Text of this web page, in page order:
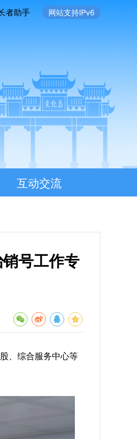
者助手 网站支持IPv6
互动交流
号工作专
、综合服务中心等